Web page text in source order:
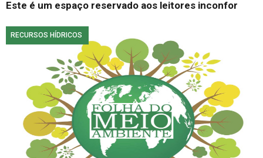
Este é um espaço reservado aos leitores inconfor
RECURSOS HÍDRICOS